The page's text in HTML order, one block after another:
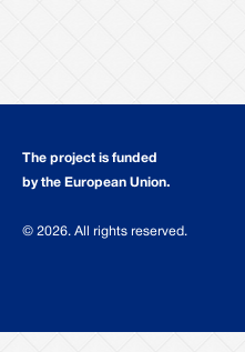
The project is funded
by the European Union.
© 2026. All rights reserved.